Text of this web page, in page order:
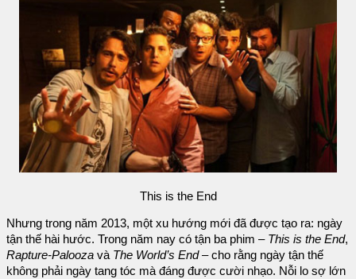
This is the End
Nhưng trong năm 2013, một xu hướng mới đã được tạo ra: ngày
tận thế hài hước. Trong năm nay có tận ba phim – This is the End,
Rapture-Palooza và The World’s End– cho rằng ngày tận thế
không phải ngày tang tóc mà đáng được cười nhạo. Nỗi lo sợ lớn